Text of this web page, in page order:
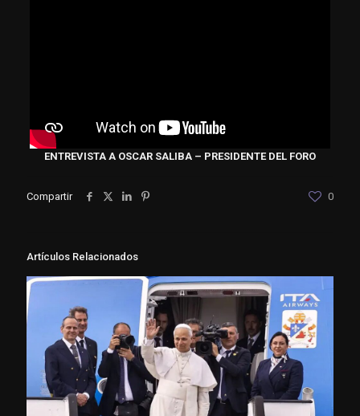
ENTREVISTA A OSCAR SALIBA – PRESIDENTE DEL FORO
Compartir 0
Artículos Relacionados